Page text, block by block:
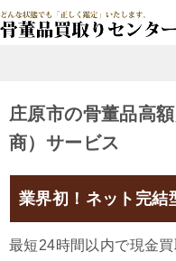
庄原市の骨董品高
商）サービス
業界初！ネット完結
最短24時間以内で現金